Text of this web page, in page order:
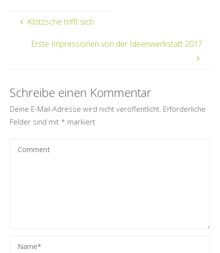
Klotzsche trifft sich
Erste Impressionen von der Ideenwerkstatt 2017
Schreibe einen Kommentar
Deine E-Mail-Adresse wird nicht veröffentlicht. Erforderliche
Felder sind mit * markiert